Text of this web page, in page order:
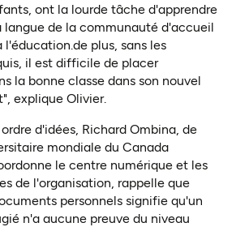
ont la lourde tâche d'apprendre
langue de la communauté d'accueil
l'éducation.de plus, sans les
il est difficile de placer
la bonne classe dans son nouvel
explique Olivier.
d'idées, Richard Ombina, de
mondiale du Canada
le centre numérique et les
de l'organisation, rappelle que
personnels signifie qu'un
n'a aucune preuve du niveau